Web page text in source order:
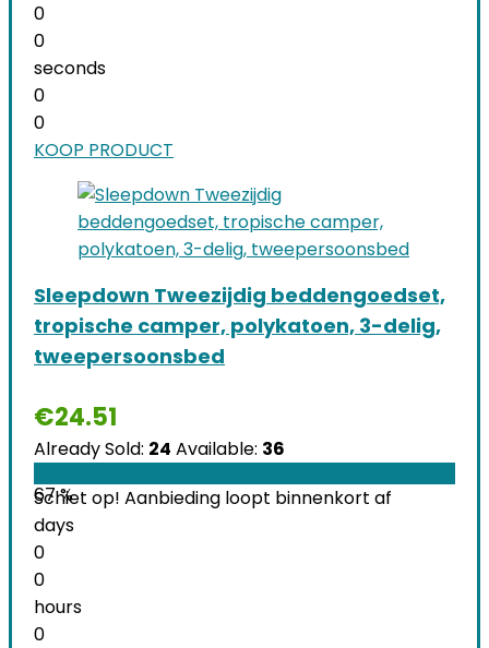
0
0
seconds
0
0
KOOP PRODUCT
Sleepdown Tweezijdig beddengoedset,
tropische camper, polykatoen, 3-delig,
tweepersoonsbed
€24.51
Already Sold: 24 Available: 36
67 %
Schiet op! Aanbieding loopt binnenkort af
days
0
0
hours
0